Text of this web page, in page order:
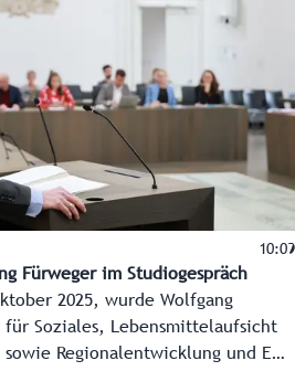
Fürweger das ehemalige
in Salzburg-Taxham. Dort
für das neue „Haus Lukas“
10:09
Fürweger im Studiogespräch
2025, wurde Wolfgang
für Soziales, Lebensmittelaufsicht
Regionalentwicklung und EU-